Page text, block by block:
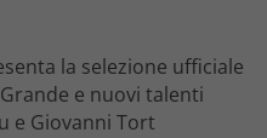
la selezione ufficiale
e nuovi talenti
e Giovanni Tort